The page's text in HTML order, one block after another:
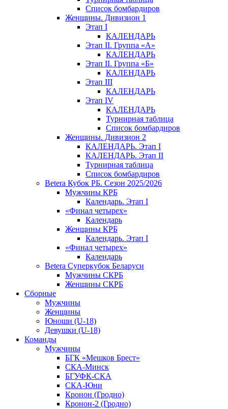
Список бомбардиров
Женщины. Дивизион 1
Этап I
КАЛЕНДАРЬ
Этап II. Группа «А»
КАЛЕНДАРЬ
Этап II. Группа «Б»
КАЛЕНДАРЬ
Этап III
КАЛЕНДАРЬ
Этап IV
КАЛЕНДАРЬ
Турнирная таблица
Список бомбардиров
Женщины. Дивизион 2
КАЛЕНДАРЬ. Этап I
КАЛЕНДАРЬ. Этап II
Турнирная таблица
Список бомбардиров
Betera Кубок РБ. Сезон 2025/2026
Мужчины КРБ
Календарь. Этап I
«Финал четырех»
Календарь
Женщины КРБ
Календарь. Этап I
«Финал четырех»
Календарь
Betera Суперкубок Беларуси
Мужчины СКРБ
Женщины СКРБ
Сборные
Мужчины
Женщины
Юноши (U-18)
Девушки (U-18)
Команды
Мужчины
БГК «Мешков Брест»
СКА-Минск
БГУФК-СКА
СКА-Юни
Кронон (Гродно)
Кронон-2 (Гродно)